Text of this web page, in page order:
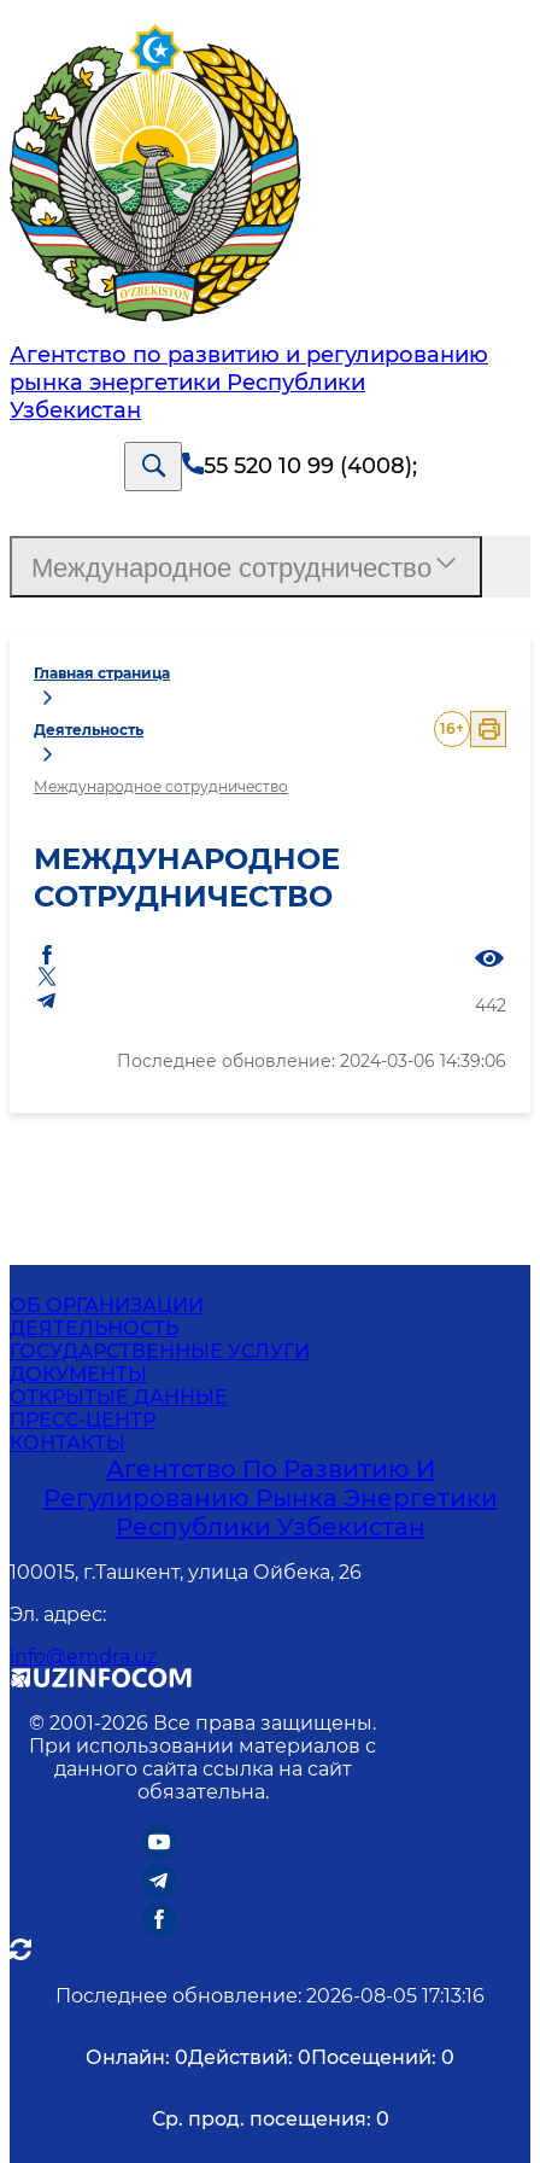
Агентство по развитию и регулированию
рынка энергетики Республики
Узбекистан
55 520 10 99 (4008);
Главная страница
Деятельность
Международное сотрудничество
16+
МЕЖДУНАРОДНОЕ
СОТРУДНИЧЕСТВО
442
Последнее обновление: 2024-03-06 14:39:06
Международное сотрудничество
ОБ ОРГАНИЗАЦИИ
ДЕЯТЕЛЬНОСТЬ
ГОСУДАРСТВЕННЫЕ УСЛУГИ
ДОКУМЕНТЫ
ОТКРЫТЫЕ ДАННЫЕ
ПРЕСС-ЦЕНТР
КОНТАКТЫ
Агентство По Развитию И
Регулированию Рынка Энергетики
Республики Узбекистан
100015, г.Ташкент, улица Ойбека, 26
Эл. адрес:
info@emdra.uz
© 2001-2026 Все права защищены.
При использовании материалов с
данного сайта ссылка на сайт
обязательна.
Последнее обновление: 2026-08-05 17:13:16
Онлайн: 0Действий: 0Посещений: 0
Ср. прод. посещения: 0